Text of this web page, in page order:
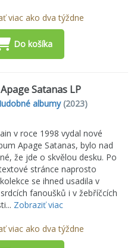
viac ako dva týždne
Do košíka
Satanas LP
albumy(2023)
v roce 1998 vydal nové
Apage Satanas, bylo nad
že jde o skvělou desku. Po
stránce naprosto
se ihned usadila v
fanoušků i v žebříčcích
Zobraziť viac
viac ako dva týždne